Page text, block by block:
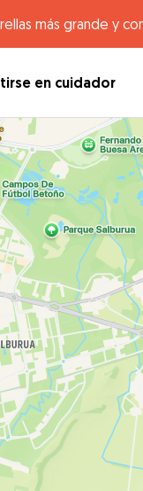
más grande y
en cuidador